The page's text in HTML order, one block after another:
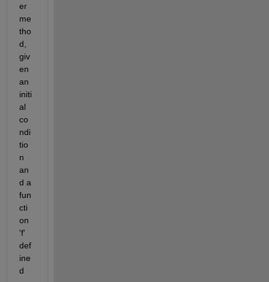
er
me
tho
d,
giv
en
an
initi
al
co
ndi
tio
n
an
d a
fun
cti
on
'f'
def
ine
d